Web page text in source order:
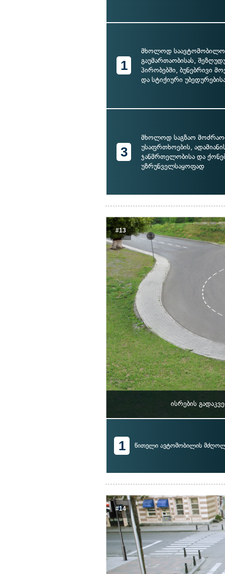
1
მხოლოდ საავტომობილო
გაუმართაობისას,
პირობებში, ბუნებრივი
და სტიქიური
3
მხოლოდ საგზაო
უსაფრთხოების,
ჯანმრთელობისა და
უზრუნველსაყოფად
#13
ისრების
1 წითელი ავტომობილის
#14